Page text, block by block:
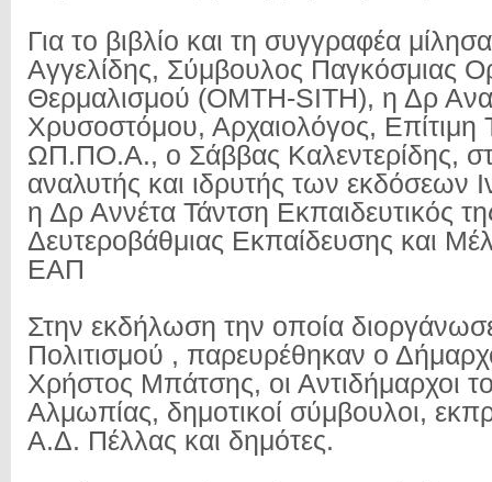
Για το βιβλίο και τη συγγραφέα
Αγγελίδης, Σύμβουλος Παγκόσμιας
Θερμαλισμού (OMTH-SITH), η Δρ
Χρυσοστόμου, Αρχαιολόγος, Επίτιμη
ΩΠ.ΠΟ.Α., ο Σάββας Καλεντερίδης,
αναλυτής και ιδρυτής των εκδόσεων
η Δρ Αννέτα Τάντση Εκπαιδευτικός
Δευτεροβάθμιας Εκπαίδευσης και
ΕΑΠ
Στην εκδήλωση την οποία
Πολιτισμού , παρευρέθηκαν ο
Χρήστος Μπάτσης, οι Αντιδήμαρχοι
Αλμωπίας, δημοτικοί σύμβουλοι,
Α.Δ. Πέλλας και δημότες.